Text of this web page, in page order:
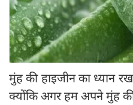
मुंह की हाइजीन का ध्यान
क्योंकि अगर हम अपने मुंह